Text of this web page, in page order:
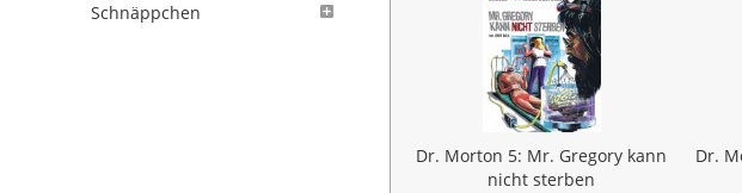
Schnäppchen
Dr. Morton 5: Mr. Gregory kann
nicht sterben
Dr.